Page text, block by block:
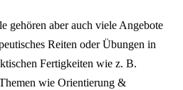
gehören aber auch viele Angebote
Reiten oder Übungen in
Fertigkeiten wie z. B.
wie Orientierung &